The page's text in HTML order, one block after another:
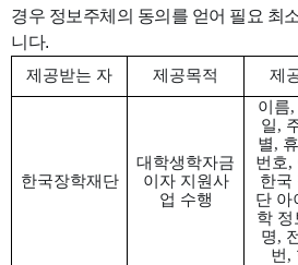
경우 정보주체의 동의를 얻어 필요 최
니다.
제공받는 자 제공목적 제
한국장학재단
대학생학자금
이자 지원사
업 수행
이름,
일,
별,
번호,
한국
단 아
학 정
명,
번 ,